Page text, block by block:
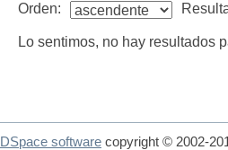
Orden:
Lo sentimos, no hay resultados
DSpace software copyright © 2002-